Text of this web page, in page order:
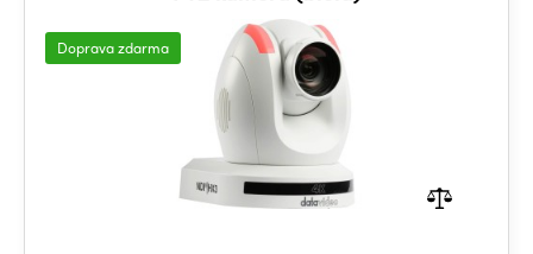
Doprava zdarma